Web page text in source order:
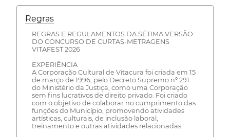
Regras
REGRAS E REGULAMENTOS DA SÉTIMA VERSÃO
DO CONCURSO DE CURTAS-METRAGENS
VITAFEST 2026
EXPERIÊNCIA
A Corporação Cultural de Vitacura foi criada em 15
de março de 1996, pelo Decreto Supremo nº 291
do Ministério da Justiça, como uma Corporação
sem fins lucrativos de direito privado. Foi criado
com o objetivo de colaborar no cumprimento das
funções do Município, promovendo atividades
artísticas, culturais, de inclusão laboral,
treinamento e outras atividades relacionadas.